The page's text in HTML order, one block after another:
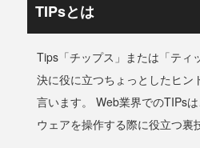
TIPsとは
Tips「チップス」または「ティ
決に役に立つちょっとしたヒン
言います。 Web業界でのTIPs
ウェアを操作する際に役立つ裏